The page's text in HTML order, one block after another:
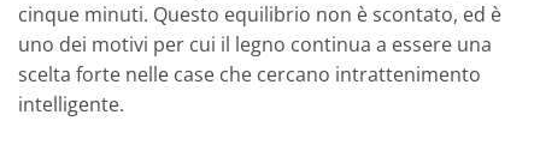
cinque minuti. Questo equilibrio non è scontato, ed è
uno dei motivi per cui il legno continua a essere una
scelta forte nelle case che cercano intrattenimento
intelligente.